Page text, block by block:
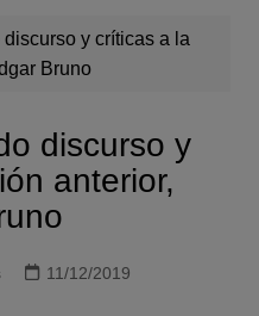
y críticas a la
Bruno
discurso y
anterior,
11/12/2019